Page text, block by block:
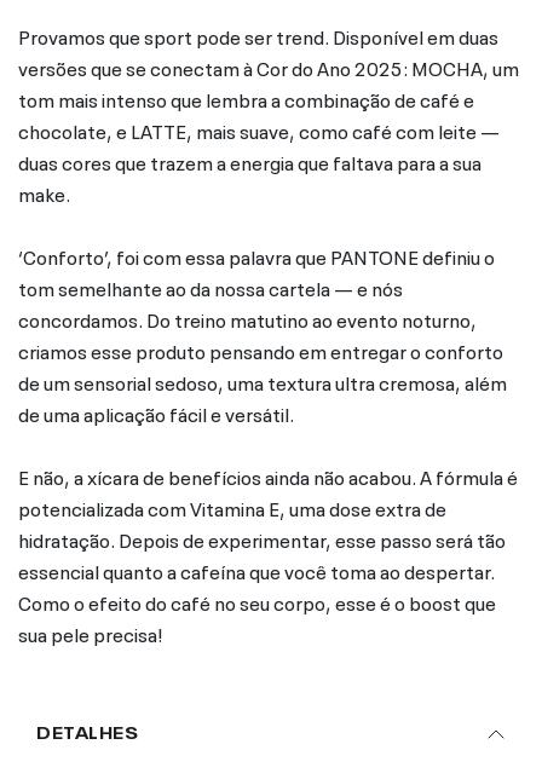
Provamos que sport pode ser trend. Disponível em duas
versões que se conectam à Cor do Ano 2025: MOCHA, um
tom mais intenso que lembra a combinação de café e
chocolate, e LATTE, mais suave, como café com leite —
duas cores que trazem a energia que faltava para a sua
make.
‘Conforto’, foi com essa palavra que PANTONE definiu o
tom semelhante ao da nossa cartela — e nós
concordamos. Do treino matutino ao evento noturno,
criamos esse produto pensando em entregar o conforto
de um sensorial sedoso, uma textura ultra cremosa, além
de uma aplicação fácil e versátil.
E não, a xícara de benefícios ainda não acabou. A fórmula é
potencializada com Vitamina E, uma dose extra de
hidratação. Depois de experimentar, esse passo será tão
essencial quanto a cafeína que você toma ao despertar.
Como o efeito do café no seu corpo, esse é o boost que
sua pele precisa!
DETALHES